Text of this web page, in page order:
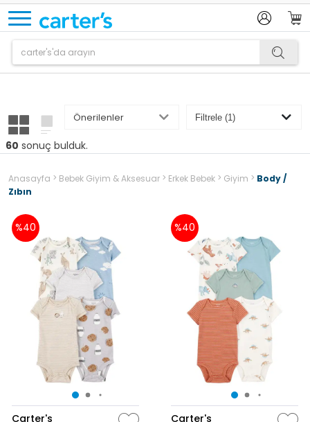
Anasayfa > Bebek Giyim & Aksesuar > Erkek Bebek > Giyim > Body /
Zıbın
60 sonuç bulduk.
%40
Carter's
%40
Carter's
Ürün sepetinize eklenmiştir.